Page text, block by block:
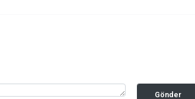
Gönder